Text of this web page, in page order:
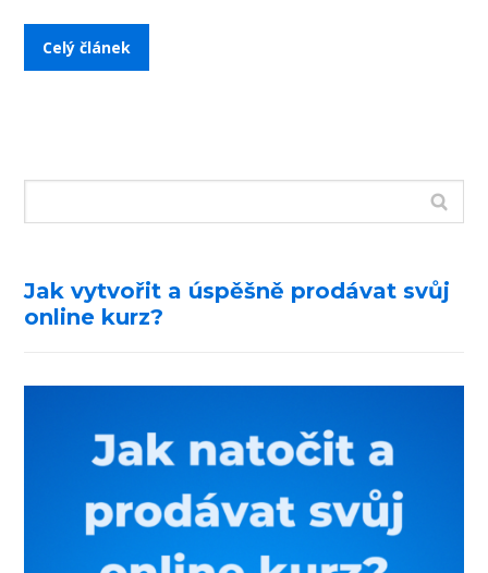
Celý článek
Jak vytvořit a úspěšně prodávat svůj
online kurz?